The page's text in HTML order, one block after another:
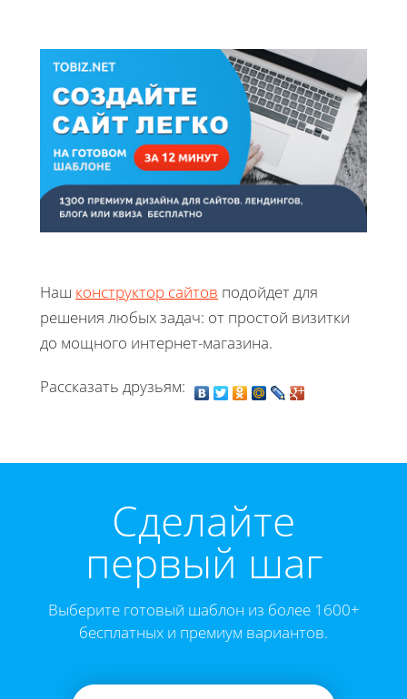
Наш конструктор сайтов подойдет для
решения любых задач: от простой визитки
до мощного интернет-магазина.
Рассказать друзьям:
Cделайте
первый шаг
Выберите готовый шаблон из более 1600+
бесплатных и премиум вариантов.